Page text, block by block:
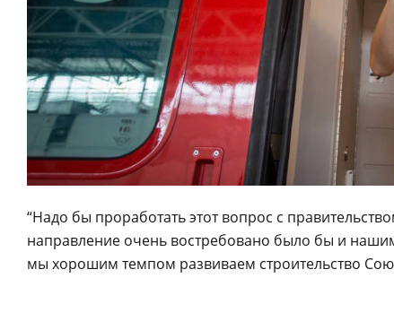
“Надо бы проработать этот вопрос с
направление очень востребовано было бы и
мы хорошим темпом развиваем строительство